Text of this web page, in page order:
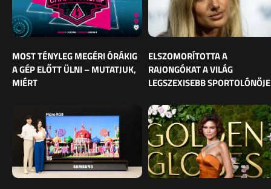
MOST TÉNYLEG MEGÉRI ÓRÁKIG
A GÉP ELŐTT ÜLNI – MUTATJUK,
MIÉRT
ELSZOMORÍTOTTA A
RAJONGÓKAT A VILÁG
LEGSZEXISEBB SPORTOLÓNŐJE